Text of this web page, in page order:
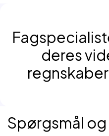
deres
Spørgsmål og